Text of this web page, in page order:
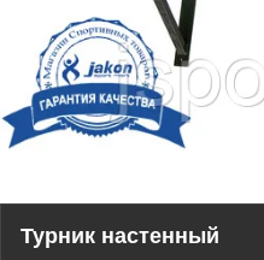
Турник настенный